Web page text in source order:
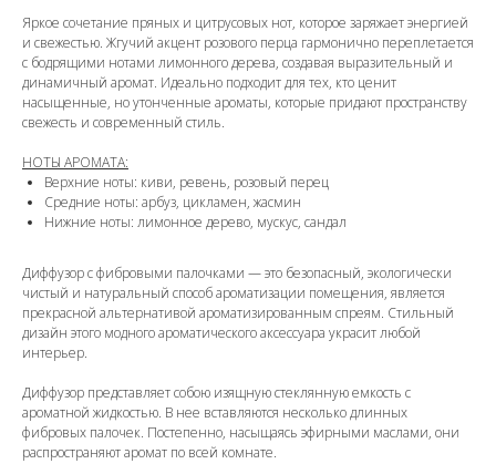
Яркое сочетание пряных и цитрусовых нот, которое заряжает энергией
и свежестью. Жгучий акцент розового перца гармонично переплетается
с бодрящими нотами лимонного дерева, создавая выразительный и
динамичный аромат. Идеально подходит для тех, кто ценит
насыщенные, но утонченные ароматы, которые придают пространству
свежесть и современный стиль.
НОТЫ АРОМАТА:
Верхние ноты: киви, ревень, розовый перец
Средние ноты: арбуз, цикламен, жасмин
Нижние ноты: лимонное дерево, мускус, сандал
Диффузор с фибровыми палочками — это безопасный, экологически
чистый и натуральный способ ароматизации помещения, является
прекрасной альтернативой ароматизированным спреям. Стильный
дизайн этого модного ароматического аксессуара украсит любой
интерьер.
Диффузор представляет собою изящную стеклянную емкость с
ароматной жидкостью. В нее вставляются несколько длинных
фибровых палочек. Постепенно, насыщаясь эфирными маслами, они
распространяют аромат по всей комнате.